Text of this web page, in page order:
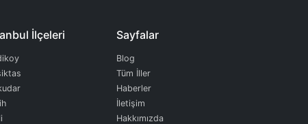
İlçeleri Sayfalar
Blog
Tüm İller
Haberler
İletişim
Hakkımızda